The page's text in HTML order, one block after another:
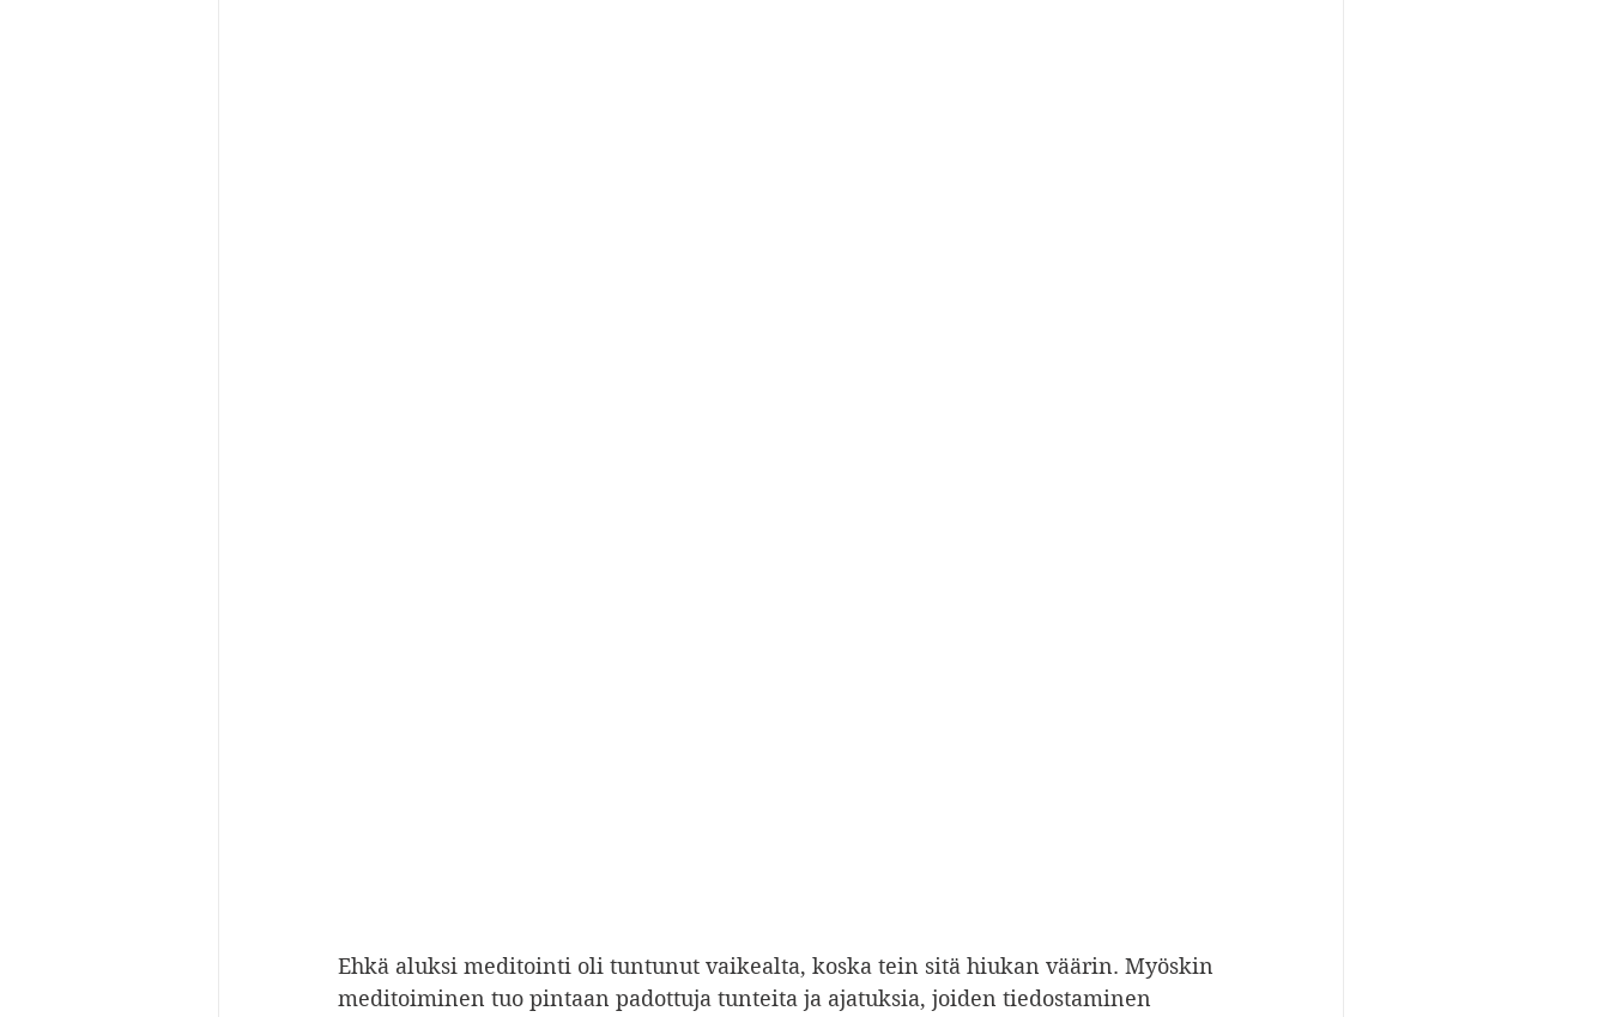
Ehkä aluksi meditointi oli tuntunut vaikealta, koska tein sitä hiukan väärin. Myöskin
meditoiminen tuo pintaan padottuja tunteita ja ajatuksia, joiden tiedostaminen